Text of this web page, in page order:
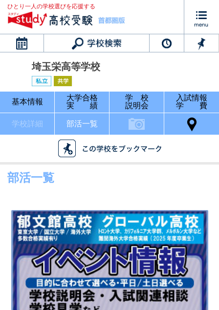
ひとり一人の学校選びを応援する
カレンダー
埼玉栄高等学校
基本情報
大学合格
実 績
学 校
説明会
入試情報
学 費
学校詳細 部活一覧
部活一覧